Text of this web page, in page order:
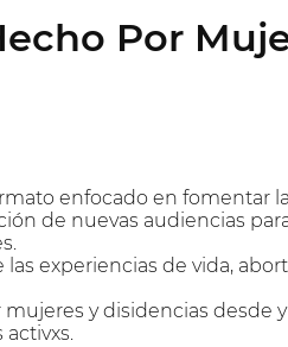
Por
enfocado en fomentar
de nuevas audiencias
experiencias de vida,
y disidencias desde